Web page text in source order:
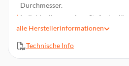
Durchmesser.
Individuell anpassbar: Stufenlos
cm.
oder AirTag.
Einfache Handhabung: Adapter
alle Herstellerinformationen
Technische Info